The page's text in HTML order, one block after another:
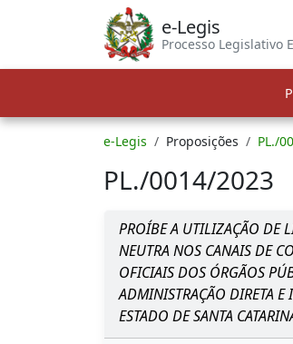
e-Legis
Processo Legislativo
e-Legis Proposições PL./
PL./0014/2023
PROÍBE A UTILIZAÇÃO DE
NEUTRA NOS CANAIS DE
OFICIAIS DOS ÓRGÃOS
ADMINISTRAÇÃO DIRETA E
ESTADO DE SANTA